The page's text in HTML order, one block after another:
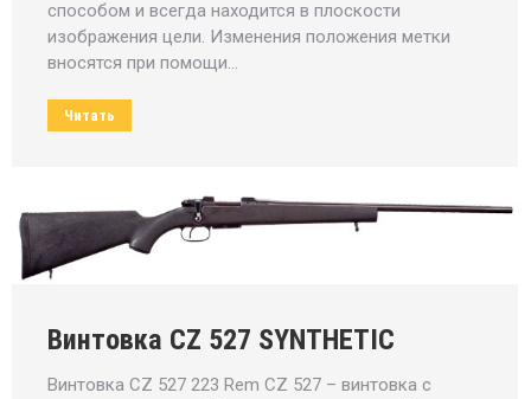
способом и всегда находится в плоскости
изображения цели. Изменения положения метки
вносятся при помощи…
Читать
Винтовка CZ 527 SYNTHETIC
Винтовка CZ 527 223 Rem CZ 527 – винтовка с